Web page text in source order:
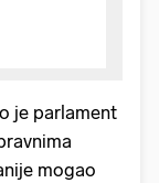
je parlament
mogao